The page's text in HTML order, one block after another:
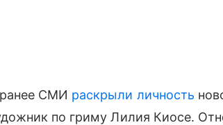
СМИ раскрыли личность
по гриму Лилия Киосе.